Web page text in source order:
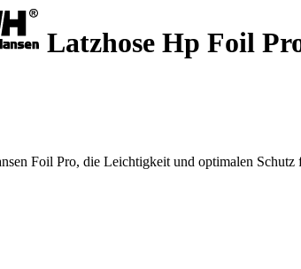
Latzhose Hp Foil
Foil Pro, die Leichtigkeit und optimalen Schutz